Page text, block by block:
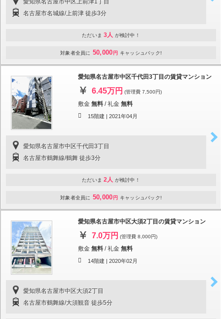
名古屋市名城線/上前津 徒歩3分
ただいま 3人 が検討中！
対象者全員に 50,000 円 キャッシュバック!
愛知県名古屋市中区千代田3丁目の賃貸マンション
6.45万円 (管理費 7,500円)
敷金 無料 /礼金 無料
15階建 | 2021年04月
愛知県名古屋市中区千代田3丁目
名古屋市鶴舞線/鶴舞 徒歩3分
ただいま 2人 が検討中！
対象者全員に 50,000 円 キャッシュバック!
愛知県名古屋市中区大須2丁目の賃貸マンション
7.0万円 (管理費 8,000円)
敷金 無料 /礼金 無料
14階建 | 2020年02月
愛知県名古屋市中区大須2丁目
名古屋市鶴舞線/大須観音 徒歩5分